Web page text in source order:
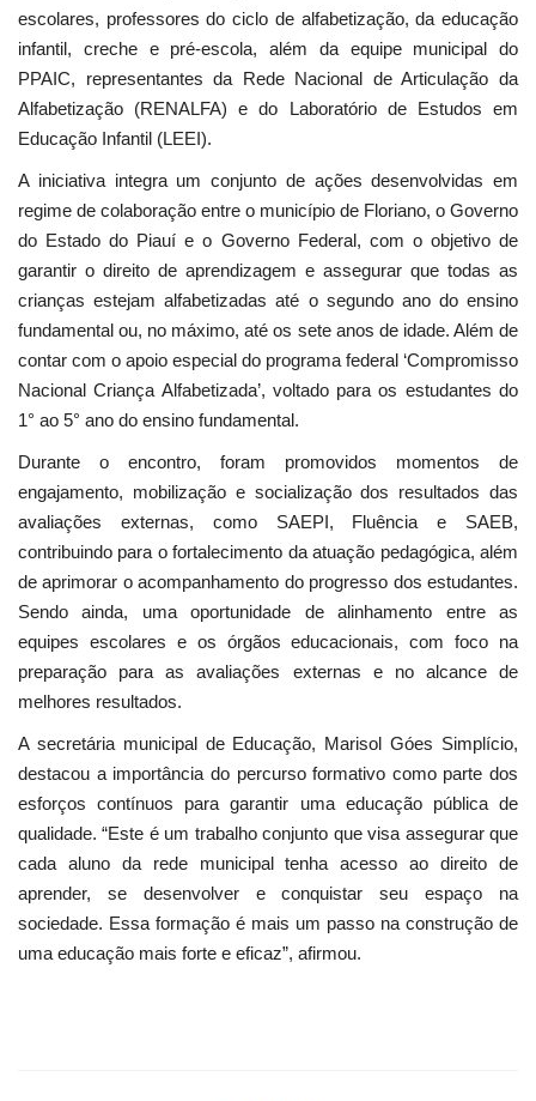
escolares, professores do ciclo de alfabetização, da educação
infantil, creche e pré-escola, além da equipe municipal do
PPAIC, representantes da Rede Nacional de Articulação da
Alfabetização (RENALFA) e do Laboratório de Estudos em
Educação Infantil (LEEI).
A iniciativa integra um conjunto de ações desenvolvidas em
regime de colaboração entre o município de Floriano, o Governo
do Estado do Piauí e o Governo Federal, com o objetivo de
garantir o direito de aprendizagem e assegurar que todas as
crianças estejam alfabetizadas até o segundo ano do ensino
fundamental ou, no máximo, até os sete anos de idade. Além de
contar com o apoio especial do programa federal ‘Compromisso
Nacional Criança Alfabetizada’, voltado para os estudantes do
1° ao 5° ano do ensino fundamental.
Durante o encontro, foram promovidos momentos de
engajamento, mobilização e socialização dos resultados das
avaliações externas, como SAEPI, Fluência e SAEB,
contribuindo para o fortalecimento da atuação pedagógica, além
de aprimorar o acompanhamento do progresso dos estudantes.
Sendo ainda, uma oportunidade de alinhamento entre as
equipes escolares e os órgãos educacionais, com foco na
preparação para as avaliações externas e no alcance de
melhores resultados.
A secretária municipal de Educação, Marisol Góes Simplício,
destacou a importância do percurso formativo como parte dos
esforços contínuos para garantir uma educação pública de
qualidade. “Este é um trabalho conjunto que visa assegurar que
cada aluno da rede municipal tenha acesso ao direito de
aprender, se desenvolver e conquistar seu espaço na
sociedade. Essa formação é mais um passo na construção de
uma educação mais forte e eficaz”, afirmou.